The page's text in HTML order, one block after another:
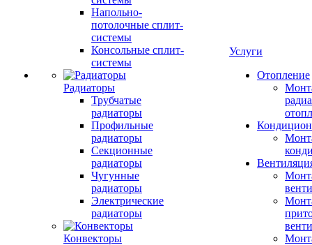
Напольно-
потолочные сплит-
системы
Консольные сплит-
системы
Радиаторы
Трубчатые
радиаторы
Профильные
радиаторы
Секционные
радиаторы
Чугунные
радиаторы
Электрические
радиаторы
Конвекторы
Услуги
Отопление